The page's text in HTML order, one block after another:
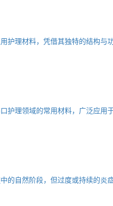
护理材料，凭借其独特的结构
护理领域的常用材料，广泛应
的自然阶段，但过度或持续的